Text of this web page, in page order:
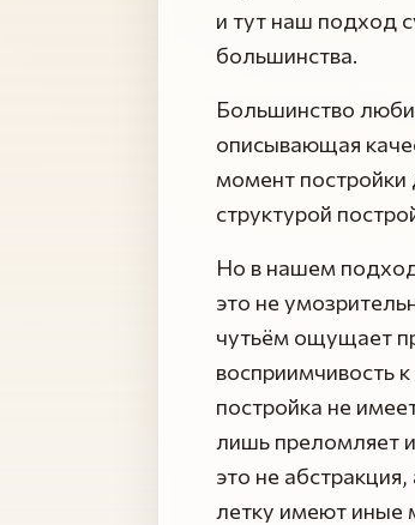
и тут наш подход
большинства.
Большинство
описывающая
момент
структурой
Но в нашем
это не
чутьём ощущает
восприимчивость
постройка не
лишь преломляет
это не
летку имеют иные